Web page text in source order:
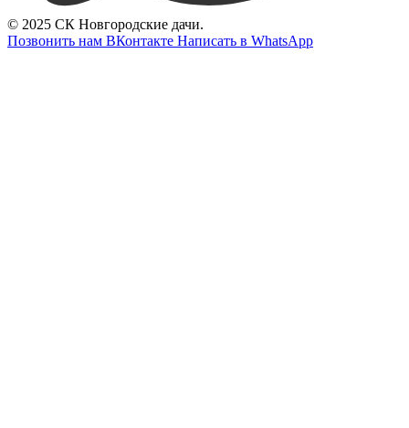
© 2025 СК Новгородские дачи.
Позвонить нам ВКонтакте Написать в WhatsApp